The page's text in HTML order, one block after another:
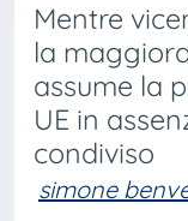
Mentre
la
assume la
UE in
condiviso
simone